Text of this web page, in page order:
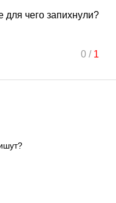
для чего запихнули?
0/ 1